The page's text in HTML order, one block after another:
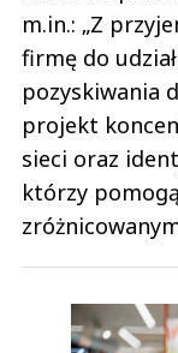
m.in.: „Z
firmę do
pozyskiwania
projekt
sieci oraz
którzy